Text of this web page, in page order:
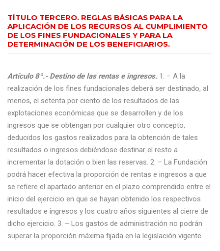
TÍTULO TERCERO. REGLAS BÁSICAS PARA LA
APLICACIÓN DE LOS RECURSOS AL CUMPLIMIENTO
DE LOS FINES FUNDACIONALES Y PARA LA
DETERMINACIÓN DE LOS BENEFICIARIOS.
Artículo 8º.- Destino de las rentas e ingresos. 1. – A la
realización de los fines fundacionales deberá ser destinado, al
menos, el setenta por ciento de los resultados de las
explotaciones económicas que se desarrollen y de los
ingresos que se obtengan por cualquier otro concepto,
deducidos los gastos realizados para la obtención de tales
resultados o ingresos debiéndose destinar el resto a
incrementar la dotación o bien las reservas. 2. – La Fundación
podrá hacer efectiva la proporción de rentas e ingresos a que
se refiere el apartado anterior en el plazo comprendido entre el
inicio del ejercicio en que se hayan obtenido los respectivos
resultados e ingresos y los cuatro años siguientes al cierre de
dicho ejercicio. 3. – Los gastos de administración no podrán
superar la proporción máxima fijada en la legislación vigente.